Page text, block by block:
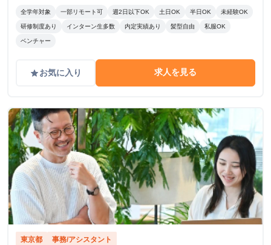
全学年対象 一部リモート可 週2日以下OK 土日OK 半日OK 未経験OK
研修制度あり インターン生多数 内定実績あり 髪型自由 私服OK
ベンチャー
gradeお気に入り 求人を見る
東京都 事務/アシスタント